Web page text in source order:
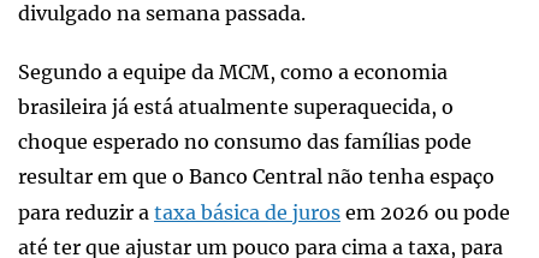
divulgado na semana passada.
Segundo a equipe da MCM, como a economia
brasileira já está atualmente superaquecida, o
choque esperado no consumo das famílias pode
resultar em que o Banco Central não tenha espaço
para reduzir a taxa básica de juros em 2026 ou pode
até ter que ajustar um pouco para cima a taxa, para